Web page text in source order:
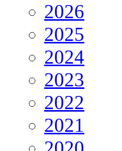
2026
2025
2024
2023
2022
2021